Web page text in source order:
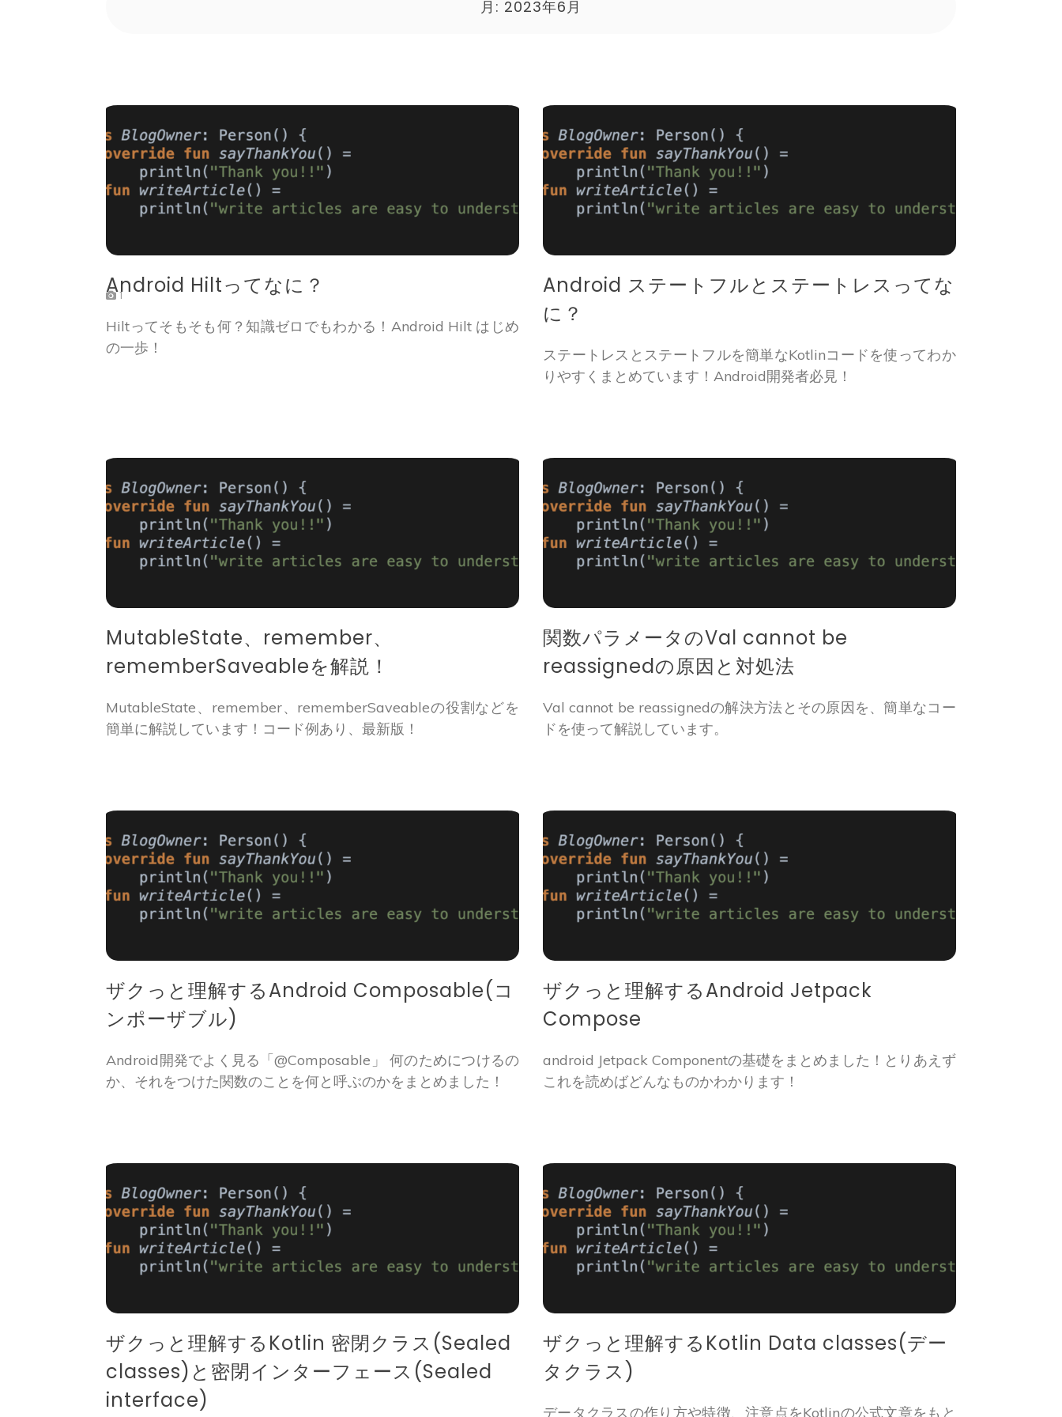
月: 2023年6月
1
Android Hiltってなに？
Hiltってそもそも何？知識ゼロでもわかる！Android Hilt はじめ
の一歩！
Android ステートフルとステートレスってな
に？
ステートレスとステートフルを簡単なKotlinコードを使ってわか
りやすくまとめています！Android開発者必見！
MutableState、remember、
rememberSaveableを解説！
MutableState、remember、rememberSaveableの役割などを
簡単に解説しています！コード例あり、最新版！
関数パラメータのVal cannot be
reassignedの原因と対処法
Val cannot be reassignedの解決方法とその原因を、簡単なコー
ドを使って解説しています。
ザクっと理解するAndroid Composable(コ
ンポーザブル)
Android開発でよく見る「@Composable」 何のためにつけるの
か、それをつけた関数のことを何と呼ぶのかをまとめました！
ザクっと理解するAndroid Jetpack
Compose
android Jetpack Componentの基礎をまとめました！とりあえず
これを読めばどんなものかわかります！
ザクっと理解するKotlin 密閉クラス(Sealed
classes)と密閉インターフェース(Sealed
interface)
ザクっと理解するKotlin Data classes(デー
タクラス)
データクラスの作り方や特徴、注意点をKotlinの公式文章をもと